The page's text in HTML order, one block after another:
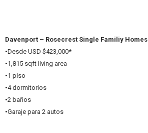
Davenport – Rosecrest Single Familiy Homes
•Desde USD $423,000*
•1,815 sqft living area
•1 piso
•4 dormitorios
•2 baños
•Garaje para 2 autos